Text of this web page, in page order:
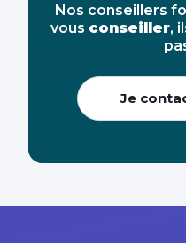
Nos conseillers
vous conseiller,
Je